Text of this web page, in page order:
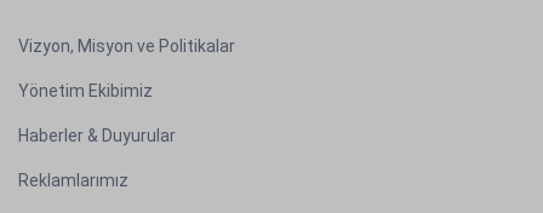
Vizyon, Misyon ve Politikalar
Yönetim Ekibimiz
Haberler & Duyurular
Reklamlarımız